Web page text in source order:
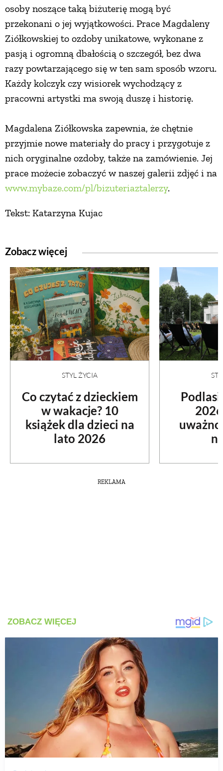
osoby noszące taką biżuterię mogą być
przekonani o jej wyjątkowości. Prace Magdaleny
Ziółkowskiej to ozdoby unikatowe, wykonane z
pasją i ogromną dbałością o szczegół, bez dwa
razy powtarzającego się w ten sam sposób wzoru.
Każdy kolczyk czy wisiorek wychodzący z
pracowni artystki ma swoją duszę i historię.
Magdalena Ziółkowska zapewnia, że chętnie
przyjmie nowe materiały do pracy i przygotuje z
nich oryginalne ozdoby, także na zamówienie. Jej
prace możecie zobaczyć w naszej galerii zdjęć i na
www.mybaze.com/pl/bizuteriaztalerzy.
Tekst: Katarzyna Kujac
Zobacz więcej
STYL ŻYCIA
Co czytać z dzieckiem
w wakacje? 10
książek dla dzieci na
lato 2026
REKLAMA